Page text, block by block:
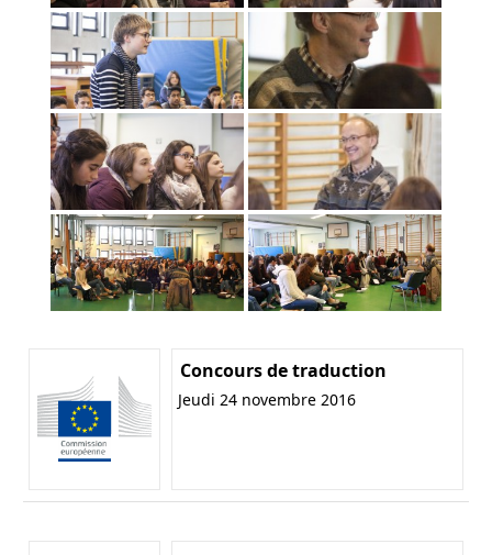
Concours de traduction
Jeudi 24 novembre 2016